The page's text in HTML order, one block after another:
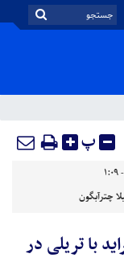
پ
چترآبگون
با تریلی در